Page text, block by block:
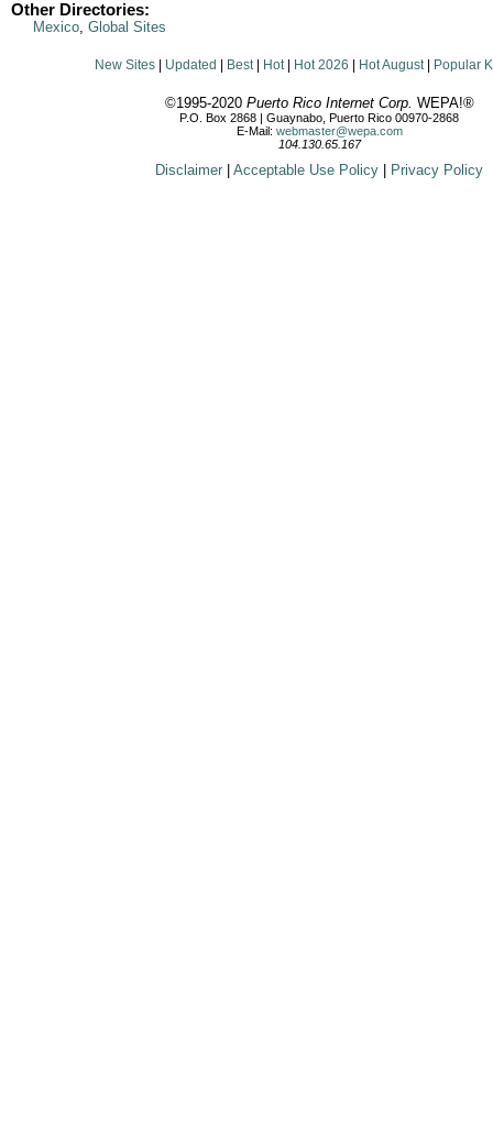
Other Directories:
Mexico, Global Sites
New Sites Updated Best| Hot| Hot 2026 Hot August| Popular
©1995-2020 Puerto Rico Internet Corp. WEPA!®
P.O. Box 2868 | Guaynabo, Puerto Rico 00970-2868
E-Mail: webmaster@wepa.com
104.130.65.167
Disclaimer Acceptable Use Policy Privacy Policy